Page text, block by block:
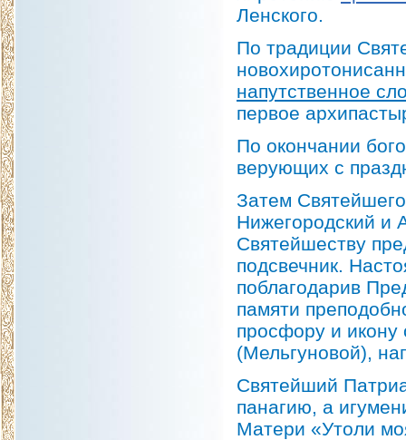
Ленского.
По традиции
напутственное
первое
По окончании
верующих с
Затем
Нижегородский и
Святейшеству
подсвечник.
поблагодарив
памяти
просфору и икону
(Мельгуновой),
Святейший
панагию, а
Матери «Утоли